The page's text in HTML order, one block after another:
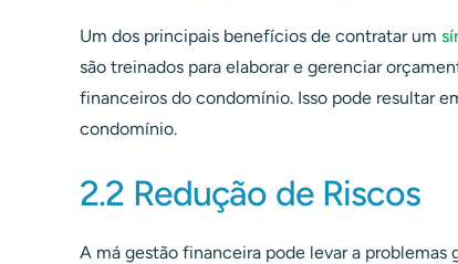
Um dos principais benefícios de contratar um
são treinados para elaborar e gerenciar
financeiros do condomínio. Isso pode resultar
condomínio.
2.2 Redução de Riscos
A má gestão financeira pode levar a